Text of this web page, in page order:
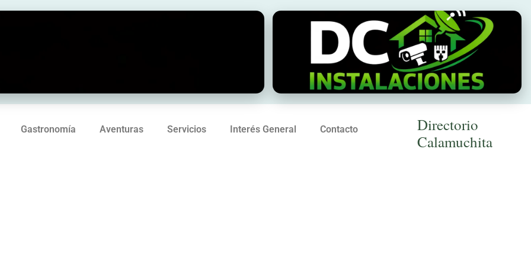
Gastronomía Aventuras Servicios Interés General Contacto
Directorio
Calamuchita